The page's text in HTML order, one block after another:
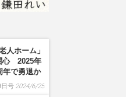
人ホーム」
心 2025年
年で勇退か
日号 2024/6/25